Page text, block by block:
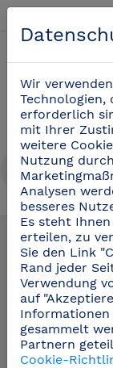
Regale aus
Wir
Technologien,
erforderlich
mit Ihrer
weitere
Nutzung
Analysen
besseres
Es steht
erteilen, zu
Sie den Link
Rand jeder
Verwendung
auf
gesammelt
Partnern
Cookie-